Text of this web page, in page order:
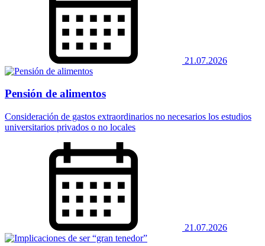
21.07.2026
Pensión de alimentos
Consideración de gastos extraordinarios no necesarios los estudios
universitarios privados o no locales
21.07.2026